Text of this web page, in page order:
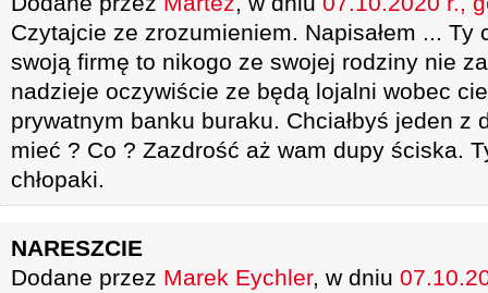
Czytajcie ze zrozumieniem. Napisałem ... Ty
swoją firmę to nikogo ze swojej rodziny nie
nadzieje oczywiście ze będą lojalni wobec
prywatnym banku buraku. Chciałbyś jeden z
mieć ? Co ? Zazdrość aż wam dupy ściska.
chłopaki.
NARESZCIE
Dodane przez Marek Eychler, w dniu